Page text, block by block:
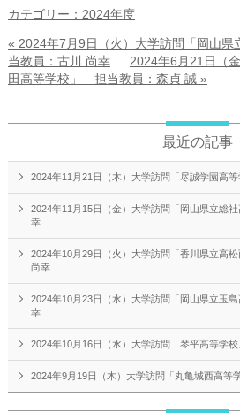
カテゴリー：2024年度
« 2024年7月9日（火）大学訪問「岡山
当教員：古川 尚幸
2024年6月21日（
田高等学校」 担当教員：森貞 誠 »
最近の記事
2024年11月21日（木）大学訪問「尽誠学園高
2024年11月15日（金）大学訪問「岡山県立総
幸
2024年10月29日（火）大学訪問「香川県立高
尚幸
2024年10月23日（水）大学訪問「岡山県立玉
幸
2024年10月16日（水）大学訪問「琴平高等学
2024年9月19日（木）大学訪問「丸亀城西高